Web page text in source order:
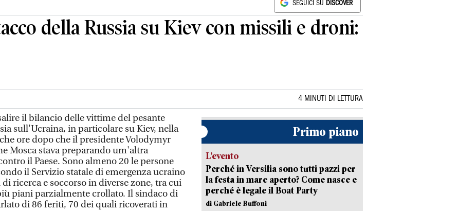
SEGUICI SU DISCOVER
della Russia su Kiev con missili e droni:
4 MINUTI DI LETTURA
il bilancio delle vittime del pesante
sull'Ucraina, in particolare su Kiev, nella
ore dopo che il presidente Volodymyr
Mosca stava preparando um'altra
il Paese. Sono almeno 20 le persone
il Servizio statale di emergenza ucraino
ricerca e soccorso in diverse zone, tra cui
piani parzialmente crollato. Il sindaco di
di 86 feriti, 70 dei quali ricoverati in
Primo piano
L’evento
Perché in Versilia sono tutti pazzi per
la festa in mare aperto? Come nasce e
perché è legale il Boat Party
di Gabriele Buffoni